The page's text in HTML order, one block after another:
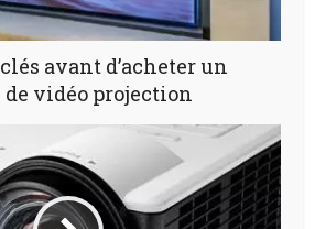
avant d’acheter un
de vidéo projection